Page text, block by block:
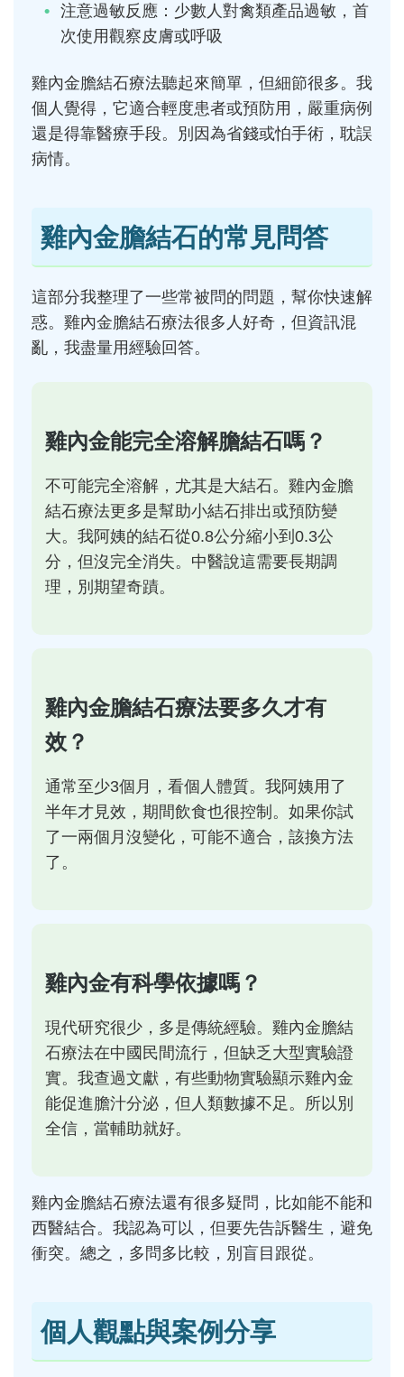
注意過敏反應：少數人對禽類產品過敏，首
次使用觀察皮膚或呼吸
雞內金膽結石療法聽起來簡單，但細節很多。我
個人覺得，它適合輕度患者或預防用，嚴重病例
還是得靠醫療手段。別因為省錢或怕手術，耽誤
病情。
雞內金膽結石的常見問答
這部分我整理了一些常被問的問題，幫你快速解
惑。雞內金膽結石療法很多人好奇，但資訊混
亂，我盡量用經驗回答。
雞內金能完全溶解膽結石嗎？
不可能完全溶解，尤其是大結石。雞內金膽
結石療法更多是幫助小結石排出或預防變
大。我阿姨的結石從0.8公分縮小到0.3公
分，但沒完全消失。中醫說這需要長期調
理，別期望奇蹟。
雞內金膽結石療法要多久才有
效？
通常至少3個月，看個人體質。我阿姨用了
半年才見效，期間飲食也很控制。如果你試
了一兩個月沒變化，可能不適合，該換方法
了。
雞內金有科學依據嗎？
現代研究很少，多是傳統經驗。雞內金膽結
石療法在中國民間流行，但缺乏大型實驗證
實。我查過文獻，有些動物實驗顯示雞內金
能促進膽汁分泌，但人類數據不足。所以別
全信，當輔助就好。
雞內金膽結石療法還有很多疑問，比如能不能和
西醫結合。我認為可以，但要先告訴醫生，避免
衝突。總之，多問多比較，別盲目跟從。
個人觀點與案例分享